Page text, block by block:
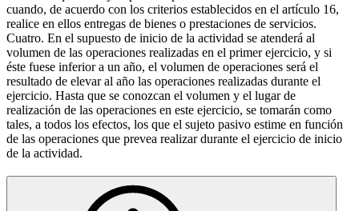
cuando, de acuerdo con los criterios establecidos en el artículo 16,
realice en ellos entregas de bienes o prestaciones de servicios.
Cuatro. En el supuesto de inicio de la actividad se atenderá al
volumen de las operaciones realizadas en el primer ejercicio, y si
éste fuese inferior a un año, el volumen de operaciones será el
resultado de elevar al año las operaciones realizadas durante el
ejercicio. Hasta que se conozcan el volumen y el lugar de
realización de las operaciones en este ejercicio, se tomarán como
tales, a todos los efectos, los que el sujeto pasivo estime en función
de las operaciones que prevea realizar durante el ejercicio de inicio
de la actividad.